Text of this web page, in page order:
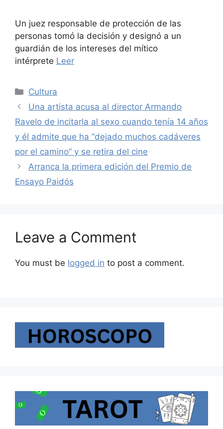
Un juez responsable de protección de las
personas tomó la decisión y designó a un
guardián de los intereses del mítico
intérprete Leer
Categories
Cultura
Una artista acusa al director Armando
Ravelo de incitarla al sexo cuando tenía 14 años
y él admite que ha “dejado muchos cadáveres
por el camino” y se retira del cine
Arranca la primera edición del Premio de
Ensayo Paidós
Leave a Comment
You must be logged in to post a comment.